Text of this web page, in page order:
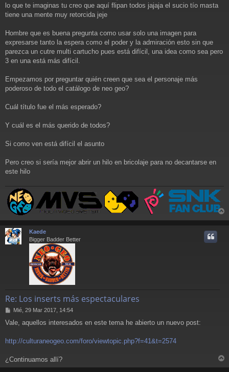
s
a
lo que te imaginas tu creo que aquí flipan todos jajaja el sucio tío masta
tiene una mente muy retorcida jeje
Hombre que es buena pregunta como usar solo una imagen para
expresarse tanto la espera como el poder y la admiración esto sin que
parezca un cutre multi cartucho pues está difícil, una idea como sea pero
3 en una está más difícil.
Empezamos por preguntar quién creen que sea el personaje más
poderoso de todo el catálogo de neo geo?
Cuál título fue el más esperado?
Y cuál es el más querido de todos?
Si como ven está difícil el asunto
Pero creo si sería mejor abrir un hilo en bricolaje para no decantarse en
este hilo
r
Kaede
Bigger Badder Better
Re: Los inserts más espectaculares
M
n
a
e
Mié, 29 Mar 2017, 14:54
Vale, aquellos interesados en este tema he abierto un nuevo post:
http://culturaneogeo.com/foro/viewtopic.php?f=41&t=2574
¿Continuamos allí?
r